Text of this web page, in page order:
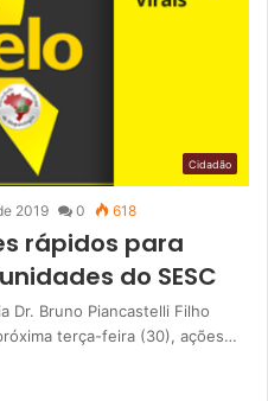
Cidadão
2019 0 618
rápidos para
do SESC
Dr. Bruno Piancastelli Filho
terça-feira (30), ações…